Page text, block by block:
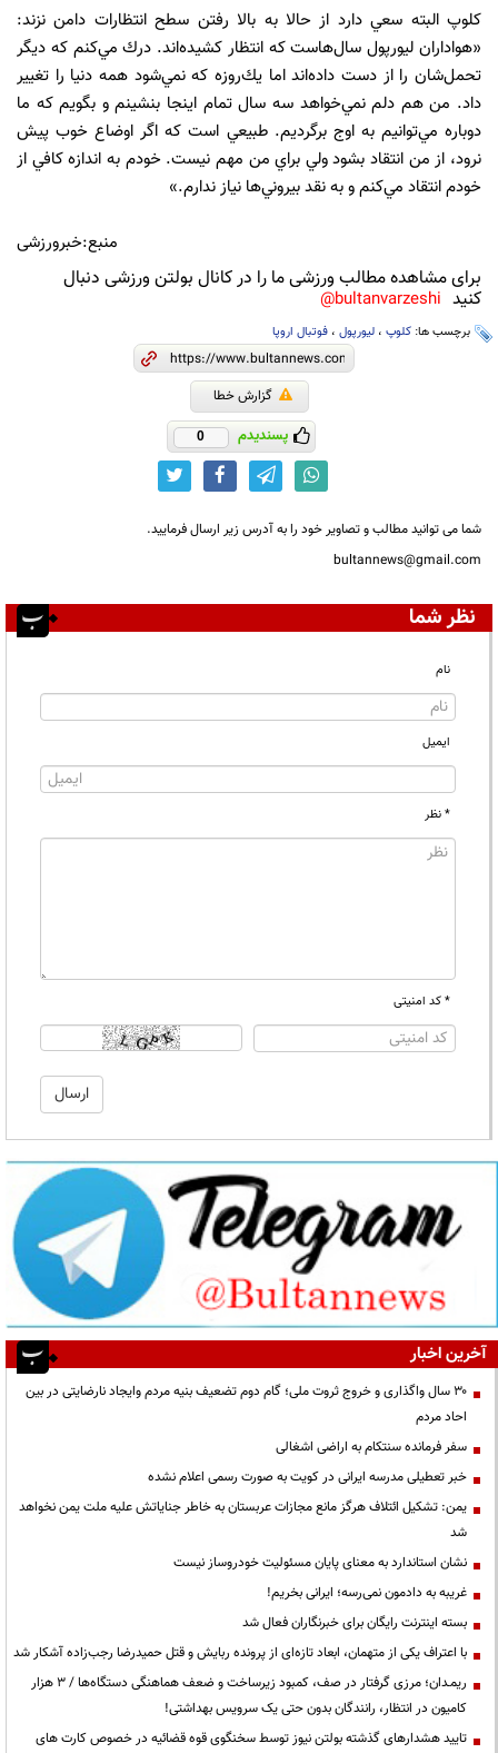
كلوپ البته سعي دارد از حالا به بالا رفتن سطح انتظارات دامن نزند:
«هواداران ليورپول سال‌هاست كه انتظار كشيده‌اند. درك مي‌كنم كه ديگر
تحمل‌شان را از دست داده‌اند اما يك‌روزه كه نمي‌شود همه دنيا را تغيير
داد. من هم دلم نمي‌خواهد سه سال تمام اينجا بنشينم و بگويم كه ما
دوباره مي‌توانيم به اوج برگرديم. طبيعي است كه اگر اوضاع خوب پيش
نرود، از من انتقاد بشود ولي براي من مهم نيست. خودم به اندازه كافي از
خودم انتقاد مي‌كنم و به نقد بيروني‌ها نياز ندارم.»
منبع:خبرورزشی
برای مشاهده مطالب ورزشی ما را در کانال بولتن ورزشی دنبال
کنید bultanvarzeshi@
برچسب ها: کلوپ ، لیورپول ، فوتبال اروپا
گزارش خطا
پسندیدم 0
شما می توانید مطالب و تصاویر خود را به آدرس زیر ارسال فرمایید.
bultannews@gmail.com
نظر شما
نام
ایمیل
* نظر
* کد امنیتی
آخرین اخبار
۳۰ سال واگذاری و خروج ثروت ملی؛ گام دوم تضعیف بنیه مردم وایجاد نارضایتی در بین
احاد مردم
سفر فرمانده سنتکام به اراضی اشغالی
خبر تعطیلی مدرسه ایرانی در کویت به صورت رسمی اعلام نشده
یمن: تشکیل ائتلاف هرگز مانع مجازات عربستان به خاطر جنایاتش علیه ملت یمن نخواهد
شد
نشان استاندارد به معنای پایان مسئولیت خودروساز نیست
غریبه به دادمون نمی‌رسه؛ ایرانی بخریم!
بسته اینترنت رایگان برای خبرنگاران فعال شد
با اعتراف یکی از متهمان، ابعاد تازه‌ای از پرونده ربایش و قتل حمیدرضا رجب‌زاده آشکار شد
ریمـدان؛ مرزی گرفتار در صف، کمبود زیرساخت و ضعف هماهنگی دستگاه‌ها / ۳ هزار
کامیون در انتظار، رانندگان بدون حتی یک سرویس بهداشتی!
تایید هشدارهای گذشته بولتن نیوز توسط سخنگوی قوه قضائیه در خصوص کارت های